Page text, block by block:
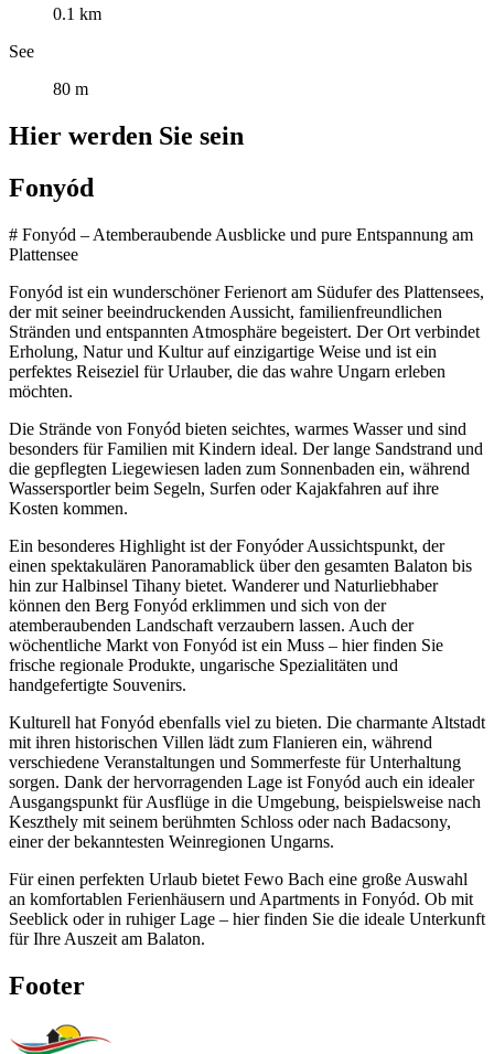
0.1 km
See
80 m
Hier werden Sie sein
Fonyód
# Fonyód – Atemberaubende Ausblicke und pure Entspannung am
Plattensee
Fonyód ist ein wunderschöner Ferienort am Südufer des Plattensees,
der mit seiner beeindruckenden Aussicht, familienfreundlichen
Stränden und entspannten Atmosphäre begeistert. Der Ort verbindet
Erholung, Natur und Kultur auf einzigartige Weise und ist ein
perfektes Reiseziel für Urlauber, die das wahre Ungarn erleben
möchten.
Die Strände von Fonyód bieten seichtes, warmes Wasser und sind
besonders für Familien mit Kindern ideal. Der lange Sandstrand und
die gepflegten Liegewiesen laden zum Sonnenbaden ein, während
Wassersportler beim Segeln, Surfen oder Kajakfahren auf ihre
Kosten kommen.
Ein besonderes Highlight ist der Fonyóder Aussichtspunkt, der
einen spektakulären Panoramablick über den gesamten Balaton bis
hin zur Halbinsel Tihany bietet. Wanderer und Naturliebhaber
können den Berg Fonyód erklimmen und sich von der
atemberaubenden Landschaft verzaubern lassen. Auch der
wöchentliche Markt von Fonyód ist ein Muss – hier finden Sie
frische regionale Produkte, ungarische Spezialitäten und
handgefertigte Souvenirs.
Kulturell hat Fonyód ebenfalls viel zu bieten. Die charmante Altstadt
mit ihren historischen Villen lädt zum Flanieren ein, während
verschiedene Veranstaltungen und Sommerfeste für Unterhaltung
sorgen. Dank der hervorragenden Lage ist Fonyód auch ein idealer
Ausgangspunkt für Ausflüge in die Umgebung, beispielsweise nach
Keszthely mit seinem berühmten Schloss oder nach Badacsony,
einer der bekanntesten Weinregionen Ungarns.
Für einen perfekten Urlaub bietet Fewo Bach eine große Auswahl
an komfortablen Ferienhäusern und Apartments in Fonyód. Ob mit
Seeblick oder in ruhiger Lage – hier finden Sie die ideale Unterkunft
für Ihre Auszeit am Balaton.
Footer